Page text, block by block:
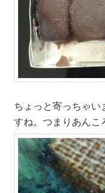
ちょっと寄っちゃい
すね。つまりあんこ